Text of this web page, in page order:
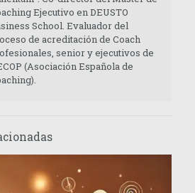
Ejecutivo en DEUSTO
School. Evaluador del
de acreditación de Coach
senior y ejecutivos de
(Asociación Española de